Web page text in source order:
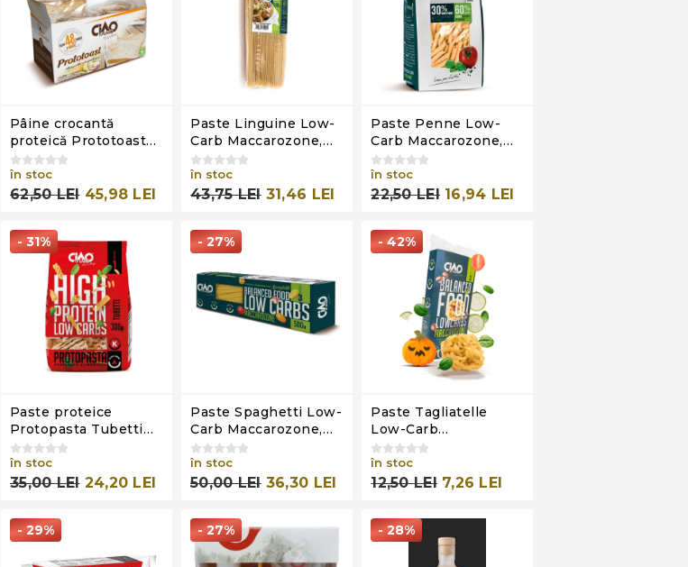
Pâine crocantă
proteică Prototoast
Stage 2 Naturale, Ciao
Carb, 200g (4x50g)
în stoc
62,50 LEI 45,98 LEI
Paste Linguine Low-
Carb Maccarozone,
Stage 3, Ciao Carb,
250g
în stoc
43,75 LEI 31,46 LEI
Paste Penne Low-
Carb Maccarozone,
Stage 3, Ciao Carb,
250g
în stoc
22,50 LEI 16,94 LEI
- 31%
Paste proteice
Protopasta Tubetti
Stage 1, Ciao Carb,
300g
în stoc
35,00 LEI 24,20 LEI
- 27%
Paste Spaghetti Low-
Carb Maccarozone,
Stage 3, Ciao Carb,
250g
în stoc
50,00 LEI 36,30 LEI
- 42%
Paste Tagliatelle
Low-Carb
Maccarozone, Stage
3, Ciao Carb, 100g
în stoc
12,50 LEI 7,26 LEI
- 29% - 27% - 28%